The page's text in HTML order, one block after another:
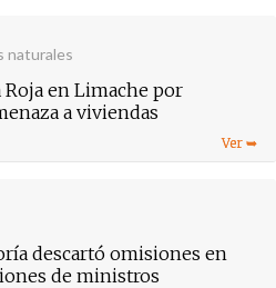
naturales
Roja en Limache por
a viviendas
descartó omisiones en
de ministros